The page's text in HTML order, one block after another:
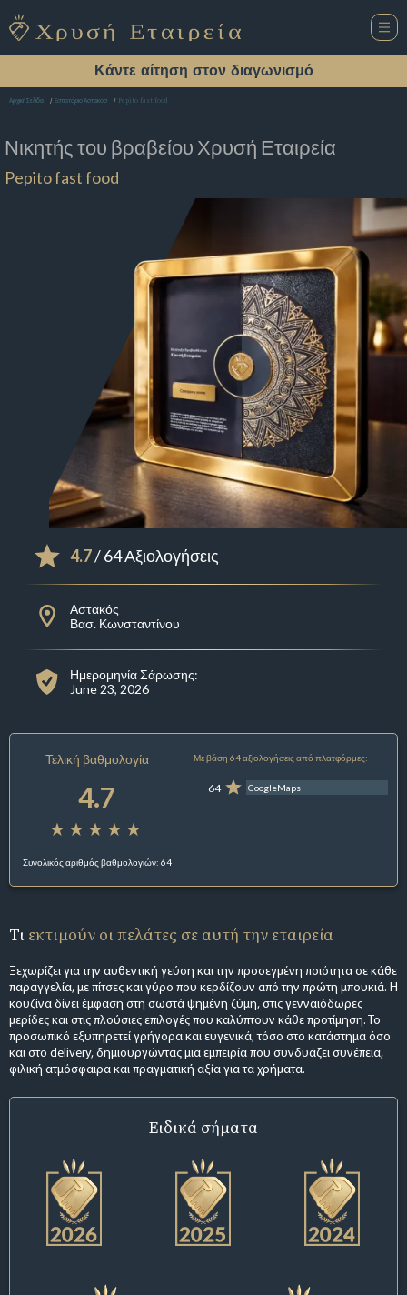
Κάντε αίτηση στον διαγωνισμό
Αρχική Σελίδα Εστιατόριο Αστακοσ Pepito fast food
Νικητής του βραβείου Χρυσή Εταιρεία
Pepito fast food
4.7/ 64 Αξιολογήσεις
Αστακός
Βασ. Κωνσταντίνου
Ημερομηνία Σάρωσης:
June 23, 2026
Τελική βαθμολογία
4.7
Συνολικός αριθμός βαθμολογιών: 64
Με βάση 64 αξιολογήσεις από πλατφόρμες:
64 GoogleMaps
Τι εκτιμούν οι πελάτες σε αυτή την εταιρεία
Ξεχωρίζει για την αυθεντική γεύση και την προσεγμένη ποιότητα σε κάθε
παραγγελία, με πίτσες και γύρο που κερδίζουν από την πρώτη μπουκιά. Η
κουζίνα δίνει έμφαση στη σωστά ψημένη ζύμη, στις γενναιόδωρες
μερίδες και στις πλούσιες επιλογές που καλύπτουν κάθε προτίμηση. Το
προσωπικό εξυπηρετεί γρήγορα και ευγενικά, τόσο στο κατάστημα όσο
και στο delivery, δημιουργώντας μια εμπειρία που συνδυάζει συνέπεια,
φιλική ατμόσφαιρα και πραγματική αξία για τα χρήματα.
Ειδικά σήματα